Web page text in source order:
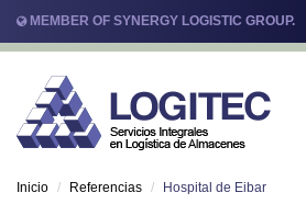
MEMBER OF SYNERGY LOGISTIC GROUP.
Inicio Referencias Hospital de Eibar